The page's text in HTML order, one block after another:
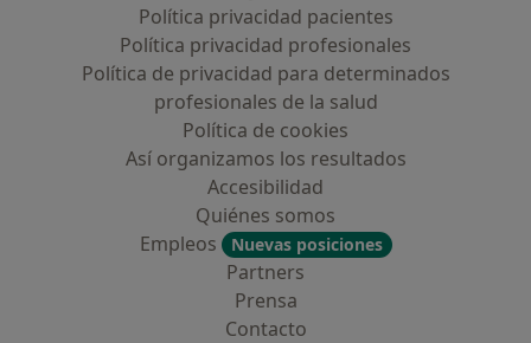
Política privacidad pacientes
Política privacidad profesionales
Política de privacidad para determinados
profesionales de la salud
Política de cookies
Así organizamos los resultados
Accesibilidad
Quiénes somos
Empleos
Nuevas posiciones
Partners
Prensa
Contacto